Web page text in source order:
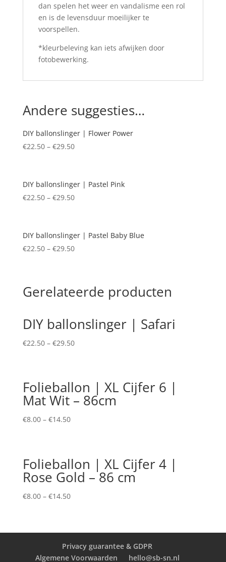
dan spelen het weer en vandalisme een rol
en is de levensduur moeilijker te
voorspellen.
*kleurbeleving kan iets afwijken door
fotobewerking.
Andere suggesties…
DIY ballonslinger | Flower Power
€22.50– €29.50
DIY ballonslinger | Pastel Pink
€22.50– €29.50
DIY ballonslinger | Pastel Baby Blue
€22.50– €29.50
Gerelateerde producten
DIY ballonslinger | Safari
€22.50– €29.50
Folieballon | XL Cijfer 6 |
Mat Wit – 86cm
€8.00– €14.50
Folieballon | XL Cijfer 4 |
Rose Gold – 86 cm
€8.00– €14.50
Privacy guarantee & GDPR
Algemene Voorwaarden
hello@sb-sn.nl